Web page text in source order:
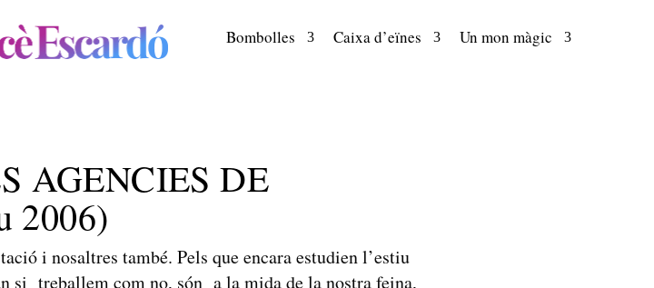
Bombolles Caixa d’eïnes Un mon màgic
AGENCIES DE
2006)
i nosaltres també. Pels que encara estudien l’estiu
si treballem com no, són a la mida de la nostra feina,